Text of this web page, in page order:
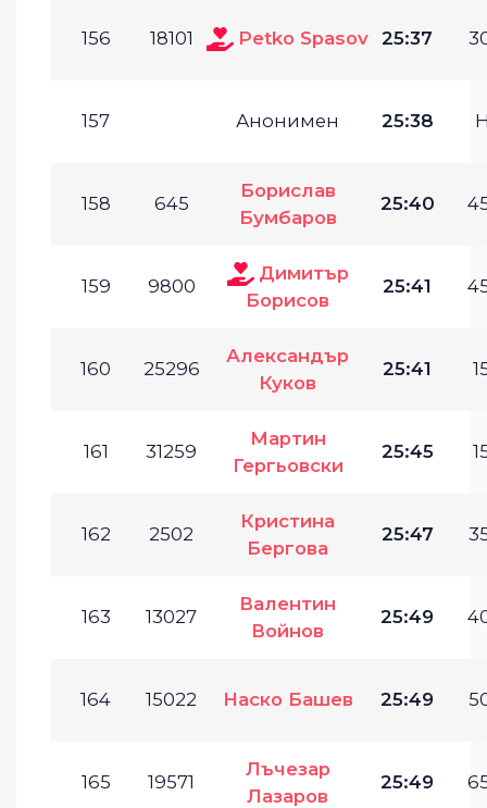
156 18101 Petko Spasov 25:37
157 Анонимен 25:38
158 645
Борислав
Бумбаров
25:40
159 9800
Димитър
Борисов
25:41
160 25296
Александър
Куков
25:41
161 31259
Мартин
Гергьовски
25:45
162 2502
Кристина
Бергова
25:47
163 13027
Валентин
Войнов
25:49
164 15022 Наско Башев 25:49
165 19571
Лъчезар
Лазаров
25:49